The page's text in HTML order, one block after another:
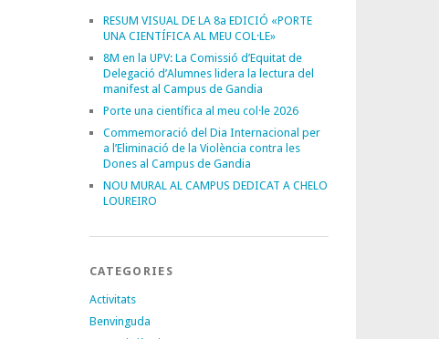
RESUM VISUAL DE LA 8a EDICIÓ «PORTE
UNA CIENTÍFICA AL MEU COL·LE»
8M en la UPV: La Comissió d’Equitat de
Delegació d’Alumnes lidera la lectura del
manifest al Campus de Gandia
Porte una científica al meu col·le 2026
Commemoració del Dia Internacional per
a l’Eliminació de la Violència contra les
Dones al Campus de Gandia
NOU MURAL AL CAMPUS DEDICAT A CHELO
LOUREIRO
CATEGORIES
Activitats
Benvinguda